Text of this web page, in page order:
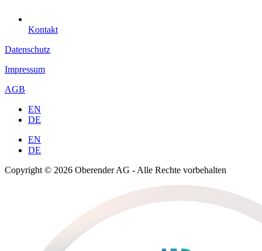
Kontakt
Datenschutz
Impressum
AGB
EN
DE
EN
DE
Copyright © 2026 Oberender AG - Alle Rechte vorbehalten